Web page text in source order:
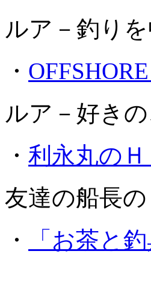
ルア－釣り
・
ルア－好き
・ 利永丸の
友達の船長の
・
「お茶と